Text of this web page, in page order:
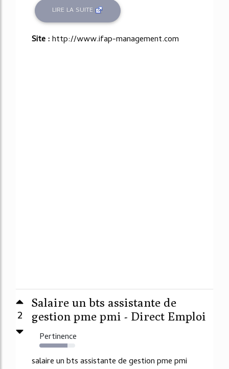
LIRE LA SUITE
Site :http://www.ifap-management.com
2
Salaire un bts assistante de
gestion pme pmi - Direct Emploi
Pertinence
79%
salaire un bts assistante de gestion pme pmi